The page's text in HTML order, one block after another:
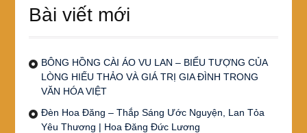
Bài viết mới
BÔNG HỒNG CÀI ÁO VU LAN – BIỂU TƯỢNG CỦA
LÒNG HIẾU THẢO VÀ GIÁ TRỊ GIA ĐÌNH TRONG
VĂN HÓA VIỆT
Đèn Hoa Đăng – Thắp Sáng Ước Nguyện, Lan Tỏa
Yêu Thương | Hoa Đăng Đức Lương